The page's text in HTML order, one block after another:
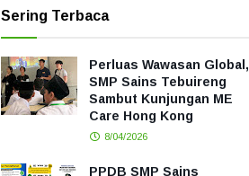
Sering Terbaca
Perluas Wawasan Global,
SMP Sains Tebuireng
Sambut Kunjungan ME
Care Hong Kong
8/04/2026
PPDB SMP Sains